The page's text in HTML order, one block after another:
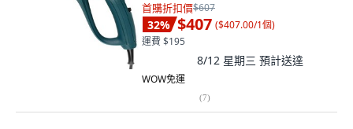
首購折扣價$607
32% $407 ($407.00/1個)
運費 $195
8/12 星期三 預計送達
WOW免運
(7)